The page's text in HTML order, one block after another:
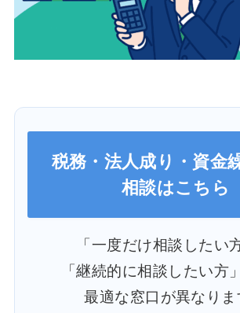
税務・法人成り・資金
相談はこちら
「一度だけ相談したい
「継続的に相談したい方
最適な窓口が異なりま